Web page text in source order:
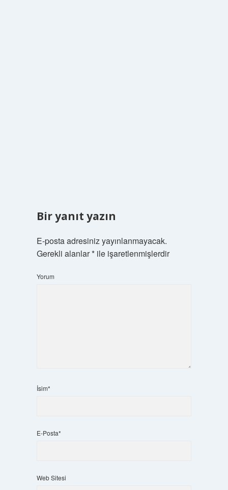
Bir yanıt yazın
E-posta adresiniz yayınlanmayacak.
Gerekli alanlar*ile işaretlenmişlerdir
Yorum
İsim*
E-Posta*
Web Sitesi